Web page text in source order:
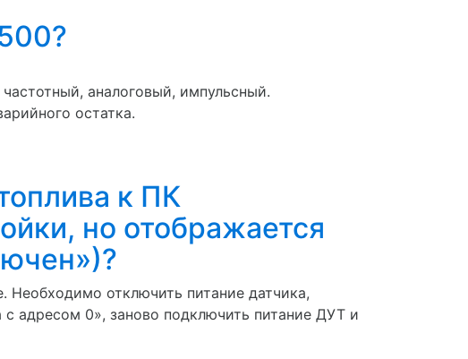
аналоговый, импульсный.
остатка.
к ПК
но отображается
Необходимо отключить питание датчика,
с адресом 0», заново подключить питание ДУТ и